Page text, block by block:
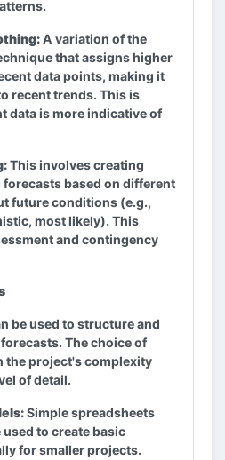
A variation of the
that assigns higher
data points, making it
recent trends. This is
data is more indicative of
This involves creating
based on different
future conditions (e.g.,
most likely). This
and contingency
be used to structure and
The choice of
the project's complexity
of detail.
Simple spreadsheets
used to create basic
for smaller projects.